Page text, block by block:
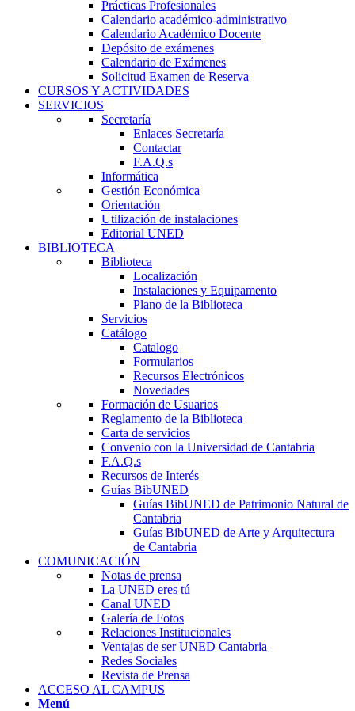
Prácticas Profesionales
Calendario académico-administrativo
Calendario Académico Docente
Depósito de exámenes
Calendario de Exámenes
Solicitud Examen de Reserva
CURSOS Y ACTIVIDADES
SERVICIOS
Secretaría
Enlaces Secretaría
Contactar
F.A.Q.s
Informática
Gestión Económica
Orientación
Utilización de instalaciones
Editorial UNED
BIBLIOTECA
Biblioteca
Localización
Instalaciones y Equipamento
Plano de la Biblioteca
Servicios
Catálogo
Catalogo
Formularios
Recursos Electrónicos
Novedades
Formación de Usuarios
Reglamento de la Biblioteca
Carta de servicios
Convenio con la Universidad de Cantabria
F.A.Q.s
Recursos de Interés
Guías BibUNED
Guías BibUNED de Patrimonio Natural de
Cantabria
Guías BibUNED de Arte y Arquitectura
de Cantabria
COMUNICACIÓN
Notas de prensa
La UNED eres tú
Canal UNED
Galería de Fotos
Relaciones Institucionales
Ventajas de ser UNED Cantabria
Redes Sociales
Revista de Prensa
ACCESO AL CAMPUS
Menú